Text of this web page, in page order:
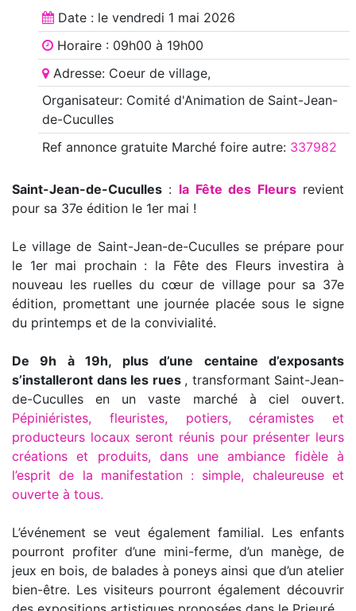
Date : le vendredi 1 mai 2026
Horaire : 09h00 à 19h00
Adresse: Coeur de village,
Organisateur: Comité d'Animation de Saint-Jean-
de-Cuculles
Ref annoncegratuite Marché foire autre: 337982
Saint-Jean-de-Cuculles : la Fête des Fleurs revient
pour sa 37e édition le 1er mai !
Le village de Saint-Jean-de-Cuculles se prépare pour
le 1er mai prochain : la Fête des Fleurs investira à
nouveau les ruelles du cœur de village pour sa 37e
édition, promettant une journée placée sous le signe
du printemps et de la convivialité.
De 9h à 19h, plus d’une centaine d’exposants
s’installeront dans les rues , transformant Saint-Jean-
de-Cuculles en un vaste marché à ciel ouvert.
Pépiniéristes, fleuristes, potiers, céramistes et
producteurs locaux seront réunis pour présenter leurs
créations et produits, dans une ambiance fidèle à
l’esprit de la manifestation : simple, chaleureuse et
ouverte à tous.
L’événement se veut également familial. Les enfants
pourront profiter d’une mini-ferme, d’un manège, de
jeux en bois, de balades à poneys ainsi que d’un atelier
bien-être. Les visiteurs pourront également découvrir